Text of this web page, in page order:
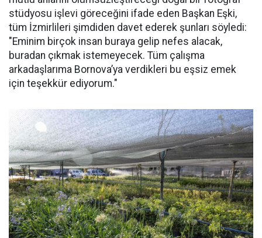
stüdyosu işlevi göreceğini ifade eden Başkan Eşki,
tüm İzmirlileri şimdiden davet ederek şunları söyledi:
"Eminim birçok insan buraya gelip nefes alacak,
buradan çıkmak istemeyecek. Tüm çalışma
arkadaşlarıma Bornova’ya verdikleri bu eşsiz emek
için teşekkür ediyorum."